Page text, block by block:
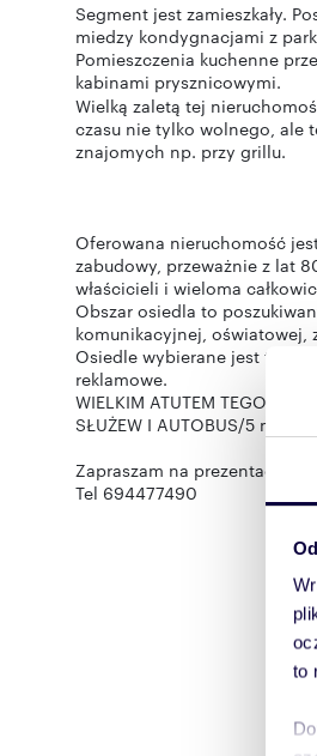
to
Segment jest zamieszkały.
miedzy kondygnacjami z
Pomieszczenia kuchenne
kabinami prysznicowymi.
Wielką zaletą tej
czasu nie tylko wolnego, ale
znajomych np. przy grillu.
Oferowana nieruchomość
zabudowy, przeważnie z lat
właścicieli i wieloma
Obszar osiedla to
komunikacyjnej,
Osiedle wybierane jest także
reklamowe.
WIELKIM ATUTEM TEGO
SŁUŻEW I AUTOBUS/5 min/
Zapraszam na prezentację
Tel 694477490